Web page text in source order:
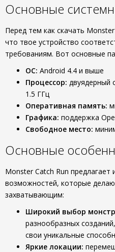
Основные
Перед тем как скачать
что твое устройство
требованиям. Вот основные
ОС: Android 4.4 и выше
Процессор: двуядерный
1.5 ГГц
Оперативная память:
Графика: поддержка
Свободное место:
Основные
Monster Catch Run
возможностей, которые
захватывающим:
Широкий выбор
разнообразных
свои уникальные
Яркие локации: